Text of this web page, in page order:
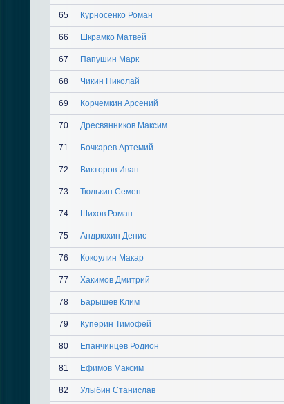
65 Курносенко Роман
66 Шкрамко Матвей
67 Папушин Марк
68 Чикин Николай
69 Корчемкин Арсений
70 Дресвянников Максим
71 Бочкарев Артемий
72 Викторов Иван
73 Тюлькин Семен
74 Шихов Роман
75 Андрюхин Денис
76 Кокоулин Макар
77 Хакимов Дмитрий
78 Барышев Клим
79 Куперин Тимофей
80 Епанчинцев Родион
81 Ефимов Максим
82 Улыбин Станислав